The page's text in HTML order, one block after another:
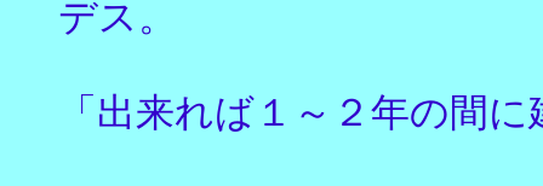
デス。
「出来れば１～２年の間